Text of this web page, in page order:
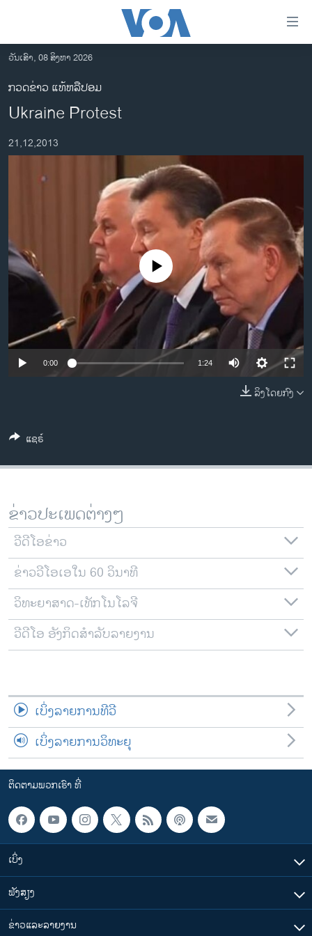
ເຂົ້າ
ຫາ
ຂ້າມ
ຂ້າມ
ໄປ
ອາເມຣິກາ
ການເລືອກຕັ້ງ ປະທານາທີບໍດີ ສະຫະລັດ 2024
ຂ່າວ​ຈີນ
ອິດສະຫຼະພາບດ້ານການຂ່າວ
ຊີວິດຊາວລາວ
ຊຸມຊົນຊາວລາວ
ວິທະຍາສາດ-ເທັກໂນໂລຈີ
ທຸລະກິດ
ພາສາອັງກິດ
ຕິດຕາມພວກເຮົາ ທີ່
ພາສາຕ່າງໆ
ວັນເສົາ, 08 ສິງຫາ 2026
ກວດຂ່າວ ແທ້ຫລືປອມ
Ukraine Protest
21,12,2013
No media source currently available
0:00 1:24
ລິງໂດຍກົງ
ແຊຣ໌
ຂ່າວປະເພດຕ່າງໆ
ວີດີໂອຂ່າວ
ຂ່າວວີໂອເອໃນ 60 ວິນາທີ
ວິທະຍາສາດ-ເທັກໂນໂລຈີ
ວີດີໂອ ອັງກິດສຳລັບລາຍງານ
ເບິ່ງລາຍການທີວີ
ເບິ່ງລາຍການວິທະຍຸ
ຕິດຕາມພວກເຮົາ ທີ່
ເບິ່ງ
ຟັງສຽງ
ຂ່າວແລະລາຍງານ